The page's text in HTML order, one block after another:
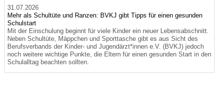
31.07.2026
Mehr als Schultüte und Ranzen: BVKJ gibt Tipps für einen gesunden
Schulstart
Mit der Einschulung beginnt für viele Kinder ein neuer Lebensabschnitt.
Neben Schultüte, Mäppchen und Sporttasche gibt es aus Sicht des
Berufsverbands der Kinder- und Jugendärzt*innen e.V. (BVKJ) jedoch
noch weitere wichtige Punkte, die Eltern für einen gesunden Start in den
Schulalltag beachten sollten.